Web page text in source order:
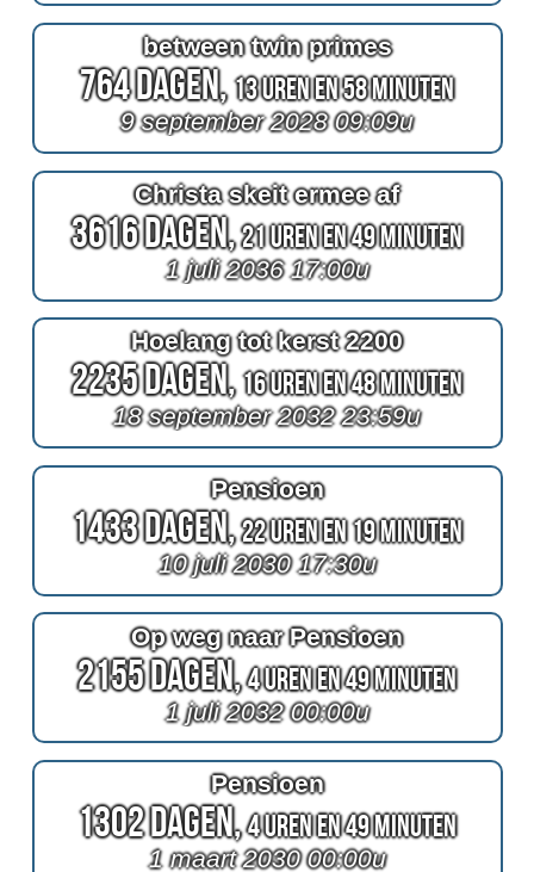
between twin primes
764 Dagen,13 Uren en 58 Minuten
9 september 2028 09:09u
Christa skeit ermee af
3616 Dagen,21 Uren en 49 Minuten
1 juli 2036 17:00u
Hoelang tot kerst 2200
2235 Dagen,16 Uren en 48 Minuten
18 september 2032 23:59u
Pensioen
1433 Dagen,22 Uren en 19 Minuten
10 juli 2030 17:30u
Op weg naar Pensioen
2155 Dagen,4 Uren en 49 Minuten
1 juli 2032 00:00u
Pensioen
1302 Dagen,4 Uren en 49 Minuten
1 maart 2030 00:00u